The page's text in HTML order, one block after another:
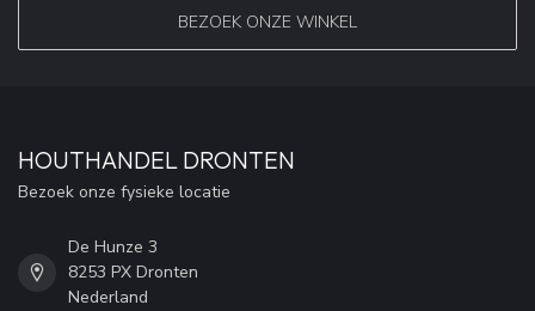
BEZOEK ONZE WINKEL
HOUTHANDEL DRONTEN
Bezoek onze fysieke locatie
De Hunze 3
8253 PX Dronten
Nederland